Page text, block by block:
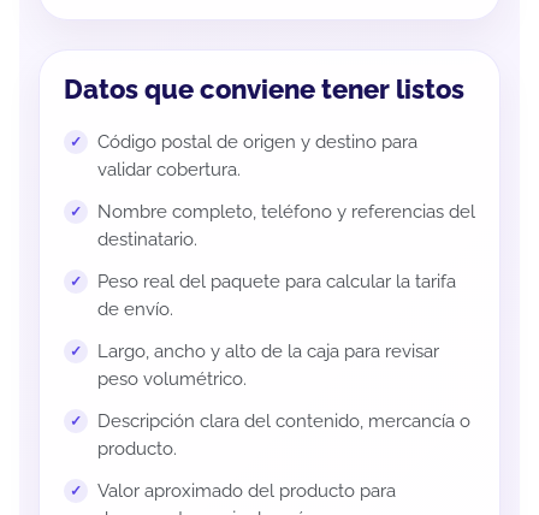
Datos que conviene tener listos
Código postal de origen y destino para
validar cobertura.
Nombre completo, teléfono y referencias del
destinatario.
Peso real del paquete para calcular la tarifa
de envío.
Largo, ancho y alto de la caja para revisar
peso volumétrico.
Descripción clara del contenido, mercancía o
producto.
Valor aproximado del producto para